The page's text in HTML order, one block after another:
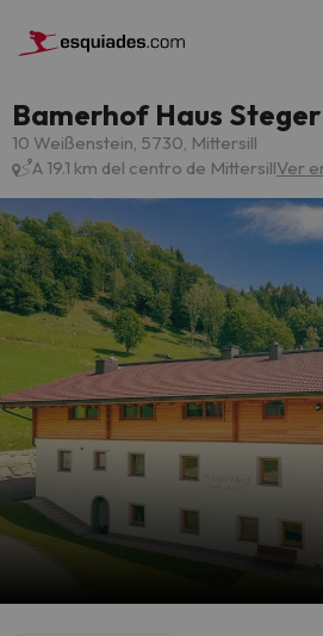
Bamerhof Haus Steger
10 Weißenstein, 5730, Mittersill
A 19.1 km del centro de MittersillVer